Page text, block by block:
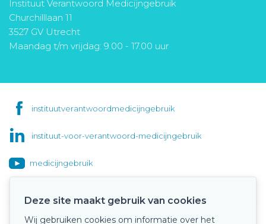
Instituut Verantwoord Medicijngebruik
Churchilllaan 11
3527 GV Utrecht
Maandag t/m vrijdag: 9.00 - 17.00 uur
instituutverantwoordmedicijngebruik
instituut-voor-verantwoord-medicijngebruik
medicijngebruik
Deze site maakt gebruik van cookies
Wij gebruiken cookies om informatie over het